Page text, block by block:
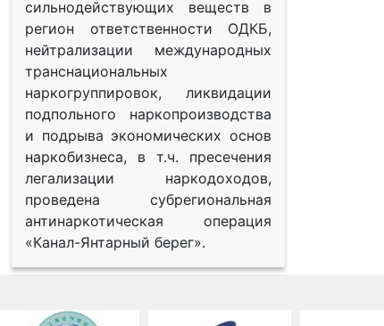
сильнодействующих веществ в
регион ответственности ОДКБ,
нейтрализации международных
транснациональных
наркогруппировок, ликвидации
подпольного наркопроизводства
и подрыва экономических основ
наркобизнеса, в т.ч. пресечения
легализации наркодоходов,
проведена субрегиональная
антинаркотическая операция
«Канал-Янтарный берег».